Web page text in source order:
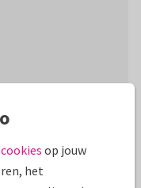
cookies op jouw
het